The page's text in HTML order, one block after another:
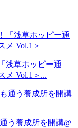
浅草ホッピー通
メ Vol.1＞...
う養成所を開講@